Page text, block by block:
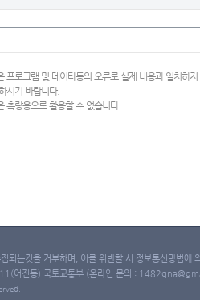
프로그램 및 데이타등의 오류로 실제 내용과 일치하
시기 바랍니다.
측량용으로 활용할 수 없습니다.
되는것을 거부하며, 이를 위반할 시 정보통신망법에
어진동) 국토교통부 (온라인 문의 :